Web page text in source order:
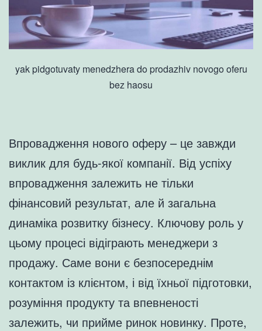
yak pidgotuvaty menedzhera do prodazhiv novogo oferu
bez haosu
Впровадження нового оферу – це завжди
виклик для будь-якої компанії. Від успіху
впровадження залежить не тільки
фінансовий результат, але й загальна
динаміка розвитку бізнесу. Ключову роль у
цьому процесі відіграють менеджери з
продажу. Саме вони є безпосереднім
контактом із клієнтом, і від їхньої підготовки,
розуміння продукту та впевненості
залежить, чи прийме ринок новинку. Проте,